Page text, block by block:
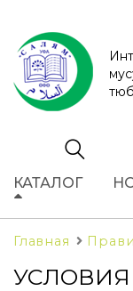
КАТАЛОГ
Главная